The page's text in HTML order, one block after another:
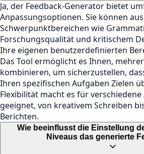
Ja, der Feedback-Generator bietet
Anpassungsoptionen. Sie können
Schwerpunktbereichen wie
Forschungsqualität und kritischem
Ihre eigenen benutzerdefinierten
Das Tool ermöglicht es Ihnen,
kombinieren, um sicherzustellen,
Ihren spezifischen Aufgaben Zielen
Flexibilität macht es für
geeignet, von kreativem Schreiben
Berichten.
Wie beeinflusst die Einstellung
Niveaus das generierte